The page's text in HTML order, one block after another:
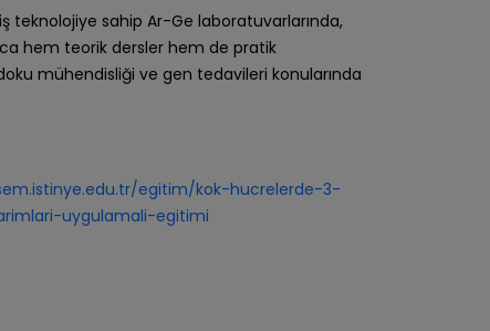
teknolojiye sahip Ar-Ge laboratuvarlarında,
hem teorik dersler hem de pratik
mühendisliği ve gen tedavileri konularında
egitim/kok-hucrelerde-3-
uygulamali-egitimi